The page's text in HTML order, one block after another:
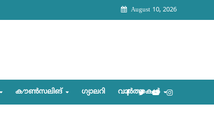
August 10, 2026
കൗണ്‍സലിങ്‌ ഗ്യാലറി വാര്‍ത്തകള്‍